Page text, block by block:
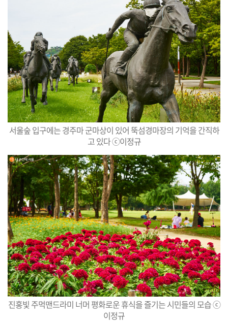
서울숲 입구에는 경주마 군마상이 있어 뚝섬경마장의 기억을 간직하
고 있다 ⓒ이정규
진홍빛 주먹맨드라미 너머 평화로운 휴식을 즐기는 시민들의 모습 ⓒ
이정규